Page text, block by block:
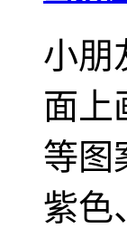
小朋
面上
等图
紫色